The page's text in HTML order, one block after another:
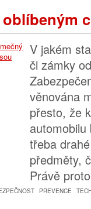
V jakém
či zámky
věnována
přesto, že
třeba
předměty,
Právě
PREVENCE